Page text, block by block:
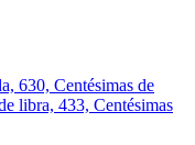
630, Centésimas de
libra, 433, Centésimas